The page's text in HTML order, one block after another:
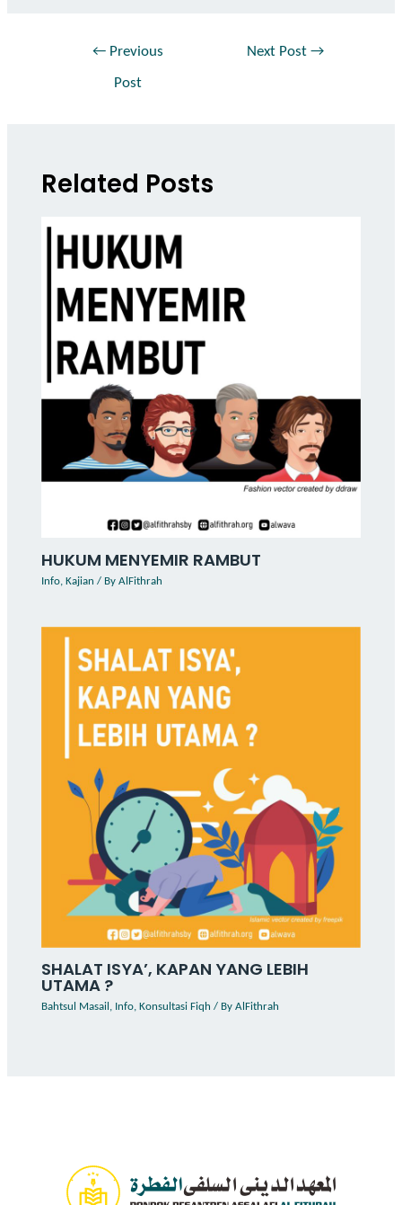
←Previous
Post
Next Post→
Related Posts
HUKUM MENYEMIR RAMBUT
Info, Kajian / By AlFithrah
SHALAT ISYA’, KAPAN YANG LEBIH
UTAMA ?
Bahtsul Masail , Info, Konsultasi Fiqh / By AlFithrah